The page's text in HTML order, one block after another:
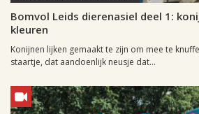
Bomvol Leids dierenasiel deel 1:
kleuren
Konijnen lijken gemaakt te zijn om mee te
staartje, dat aandoenlijk neusje dat...